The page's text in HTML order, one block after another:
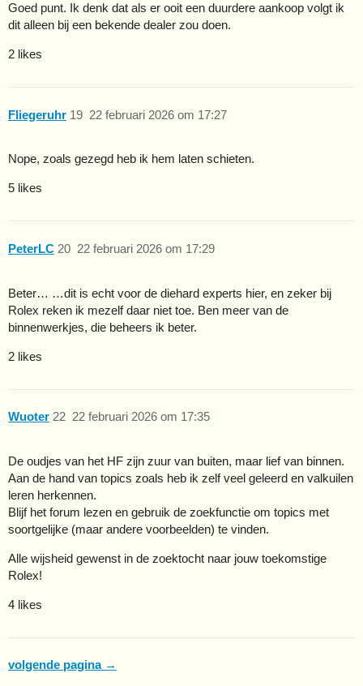
Goed punt. Ik denk dat als er ooit een duurdere aankoop volgt ik
dit alleen bij een bekende dealer zou doen.
2 likes
Fliegeruhr 22 februari 2026 om 17:27
19
Nope, zoals gezegd heb ik hem laten schieten.
5 likes
PeterLC 22 februari 2026 om 17:29
20
Beter… …dit is echt voor de diehard experts hier, en zeker bij
Rolex reken ik mezelf daar niet toe. Ben meer van de
binnenwerkjes, die beheers ik beter.
2 likes
Wuoter 22 februari 2026 om 17:35
22
De oudjes van het HF zijn zuur van buiten, maar lief van binnen.
Aan de hand van topics zoals heb ik zelf veel geleerd en valkuilen
leren herkennen.
Blijf het forum lezen en gebruik de zoekfunctie om topics met
soortgelijke (maar andere voorbeelden) te vinden.
Alle wijsheid gewenst in de zoektocht naar jouw toekomstige
Rolex!
4 likes
volgende pagina →